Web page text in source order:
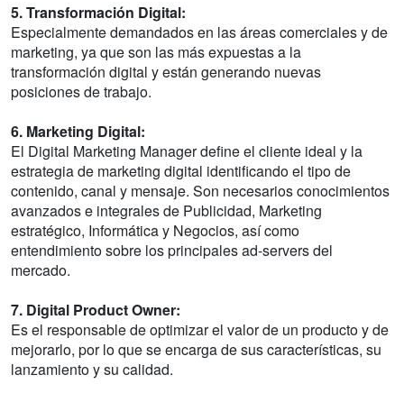
5. Transformación Digital:
Especialmente demandados en las áreas comerciales y de
marketing, ya que son las más expuestas a la
transformación digital y están generando nuevas
posiciones de trabajo.
6. Marketing Digital:
El Digital Marketing Manager define el cliente ideal y la
estrategia de marketing digital identificando el tipo de
contenido, canal y mensaje. Son necesarios conocimientos
avanzados e integrales de Publicidad, Marketing
estratégico, Informática y Negocios, así como
entendimiento sobre los principales ad-servers del
mercado.
7. Digital Product Owner:
Es el responsable de optimizar el valor de un producto y de
mejorarlo, por lo que se encarga de sus características, su
lanzamiento y su calidad.